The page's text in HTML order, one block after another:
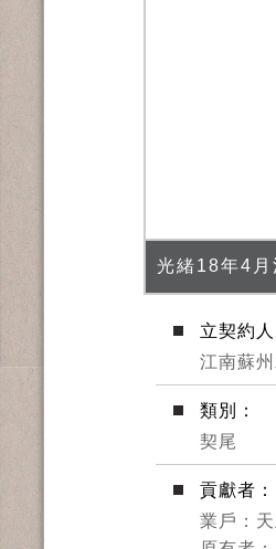
光緒18年4月
立契約人
江南蘇
類別：
契尾
貢獻者：
業戶：天